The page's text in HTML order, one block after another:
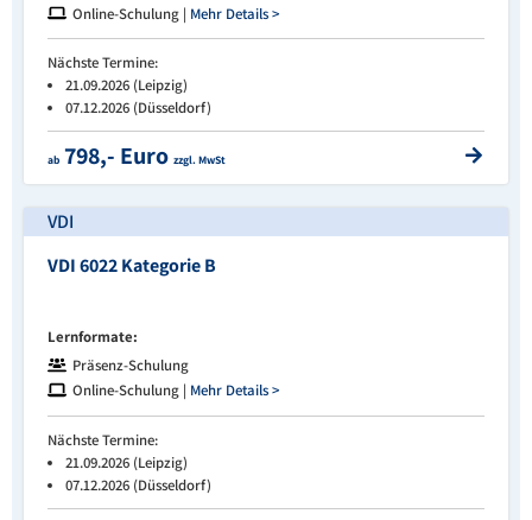
Online-Schulung | Mehr Details >
Nächste Termine:
21.09.2026 (Leipzig)
07.12.2026 (Düsseldorf)
ab 798,- Euro zzgl. MwSt
VDI
VDI 6022 Kategorie B
Lernformate:
Präsenz-Schulung
Online-Schulung | Mehr Details >
Nächste Termine:
21.09.2026 (Leipzig)
07.12.2026 (Düsseldorf)